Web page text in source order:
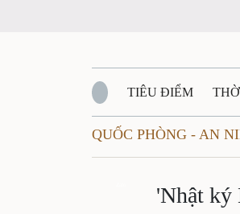
TIÊU ĐIỂM
QUỐC PHÒNG - AN
QUÊ HƯƠNG - ĐẤT
QUỐC PHÒNG - AN
'Nhật ký